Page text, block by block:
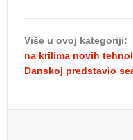
Više u ovoj kategoriji:
na krilima novih
Danskoj predstavio